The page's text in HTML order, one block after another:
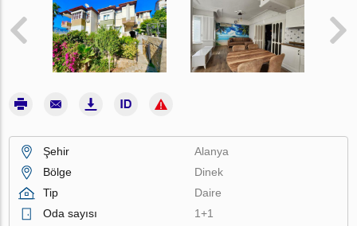
Şehir
Alanya
Bölge
Dinek
Tip
Daire
Oda sayısı
1+1